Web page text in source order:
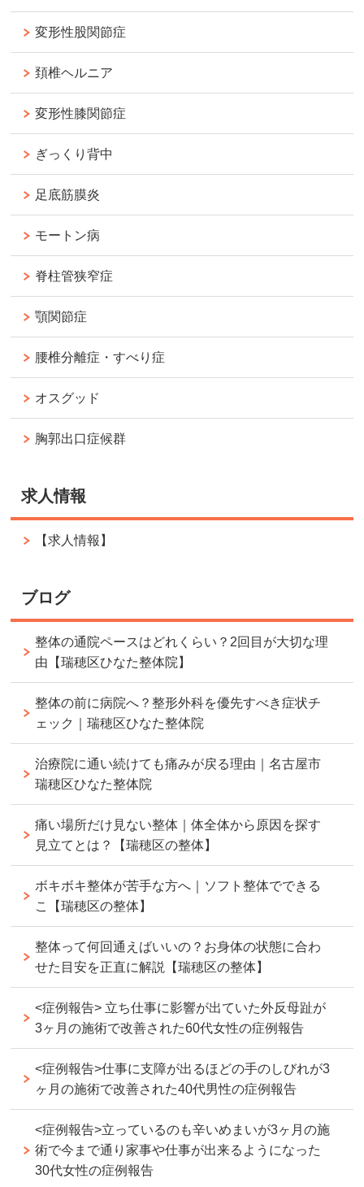
変形性股関節症
頚椎ヘルニア
変形性膝関節症
ぎっくり背中
足底筋膜炎
モートン病
脊柱管狭窄症
顎関節症
腰椎分離症・すべり症
オスグッド
胸郭出口症候群
求人情報
【求人情報】
ブログ
整体の通院ペースはどれくらい？2回目が大切な理
由【瑞穂区ひなた整体院】
整体の前に病院へ？整形外科を優先すべき症状チ
ェック｜瑞穂区ひなた整体院
治療院に通い続けても痛みが戻る理由｜名古屋市
瑞穂区ひなた整体院
痛い場所だけ見ない整体｜体全体から原因を探す
見立てとは？【瑞穂区の整体】
ボキボキ整体が苦手な方へ｜ソフト整体でできる
こ【瑞穂区の整体】
整体って何回通えばいいの？お身体の状態に合わ
せた目安を正直に解説【瑞穂区の整体】
<症例報告> 立ち仕事に影響が出ていた外反母趾が
3ヶ月の施術で改善された60代女性の症例報告
<症例報告>仕事に支障が出るほどの手のしびれが3
ヶ月の施術で改善された40代男性の症例報告
<症例報告>立っているのも辛いめまいが3ヶ月の施
術で今まで通り家事や仕事が出来るようになった
30代女性の症例報告